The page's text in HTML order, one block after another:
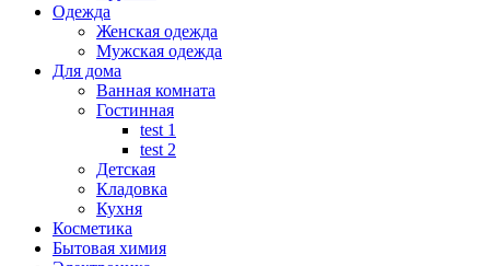
Одежда
Женская одежда
Мужская одежда
Для дома
Ванная комната
Гостинная
test 1
test 2
Детская
Кладовка
Кухня
Косметика
Бытовая химия